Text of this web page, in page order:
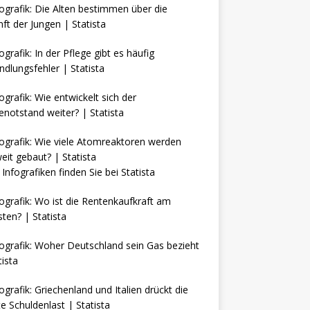
finden Sie bei Statista